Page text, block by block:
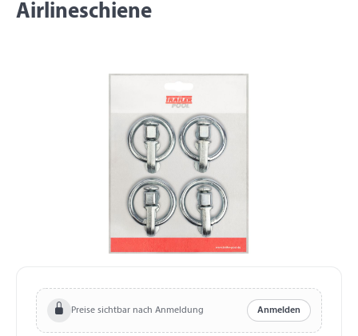
Airlineschiene
Preise sichtbar nach Anmeldung Anmelden